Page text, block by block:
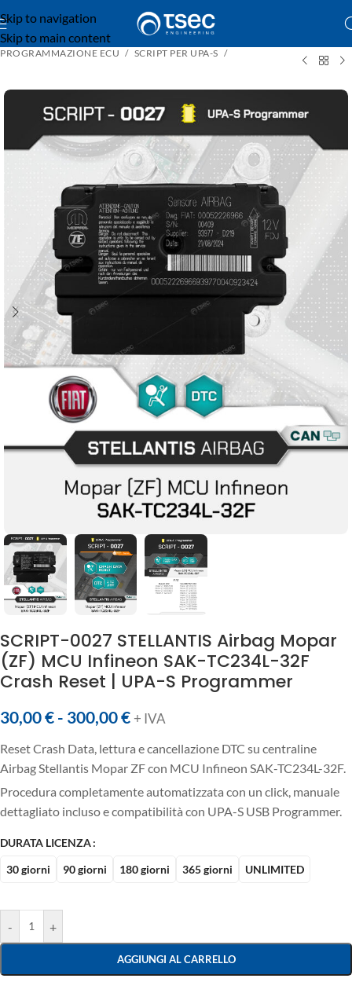
Skip to navigation
Skip to main content
PROGRAMMAZIONE ECU SCRIPT PER UPA-S
SCRIPT-0027 STELLANTIS Airbag Mopar
(ZF) MCU Infineon SAK-TC234L-32F
Crash Reset | UPA-S Programmer
30,00€ - 300,00€ + IVA
Reset Crash Data, lettura e cancellazione DTC su centraline
Airbag Stellantis Mopar ZF con MCU Infineon SAK-TC234L-32F.
Procedura completamente automatizzata con un click, manuale
dettagliato incluso e compatibilità con UPA-S USB Programmer.
DURATA LICENZA
30 giorni
90 giorni 180 giorni 365 giorni UNLIMITED
- +
AGGIUNGI AL CARRELLO